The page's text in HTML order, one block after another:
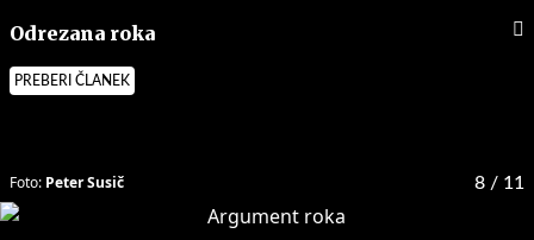
Odrezana roka
PREBERI ČLANEK
8 / 11
Foto: Peter Susič